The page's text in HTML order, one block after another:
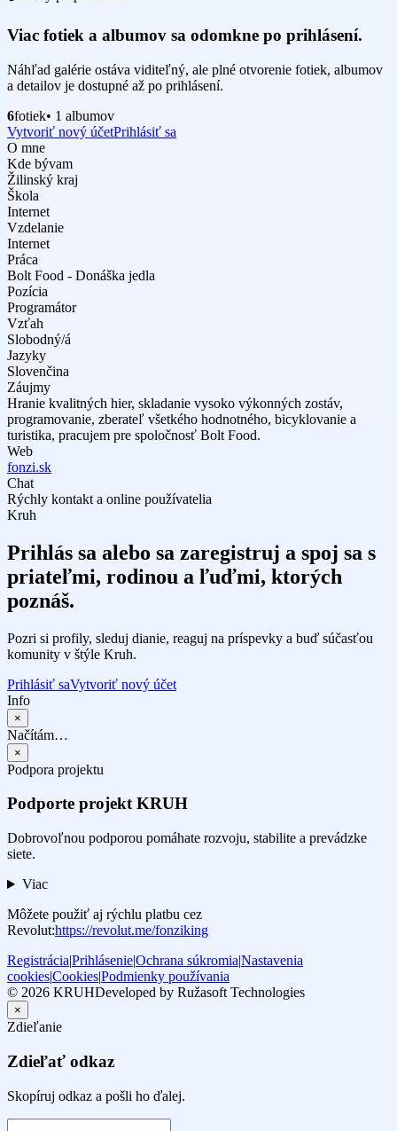
Viac fotiek a albumov sa odomkne po prihlásení.
Náhľad galérie ostáva viditeľný, ale plné otvorenie fotiek, albumov
a detailov je dostupné až po prihlásení.
6fotiek• 1 albumov
Vytvoriť nový účetPrihlásiť sa
O mne
Kde bývam
Žilinský kraj
Škola
Internet
Vzdelanie
Internet
Práca
Bolt Food - Donáška jedla
Pozícia
Programátor
Vzťah
Slobodný/á
Jazyky
Slovenčina
Záujmy
Hranie kvalitných hier, skladanie vysoko výkonných zostáv,
programovanie, zberateľ všetkého hodnotného, bicyklovanie a
turistika, pracujem pre spoločnosť Bolt Food.
Web
fonzi.sk
Chat
Rýchly kontakt a online používatelia
Kruh
Prihlás sa alebo sa zaregistruj a spoj sa s
priateľmi, rodinou a ľuďmi, ktorých
poznáš.
Pozri si profily, sleduj dianie, reaguj na príspevky a buď súčasťou
komunity v štýle Kruh.
Prihlásiť saVytvoriť nový účet
Info
×
Načítám…
×
Podpora projektu
Podporte projekt KRUH
Dobrovoľnou podporou pomáhate rozvoju, stabilite a prevádzke
siete.
Viac
Môžete použiť aj rýchlu platbu cez
Revolut:https://revolut.me/fonziking
Registrácia|Prihlásenie|Ochrana súkromia|Nastavenia
cookies|Cookies|Podmienky používania
© 2026 KRUHDeveloped by Ružasoft Technologies
×
Zdieľanie
Zdieľať odkaz
Skopíruj odkaz a pošli ho ďalej.